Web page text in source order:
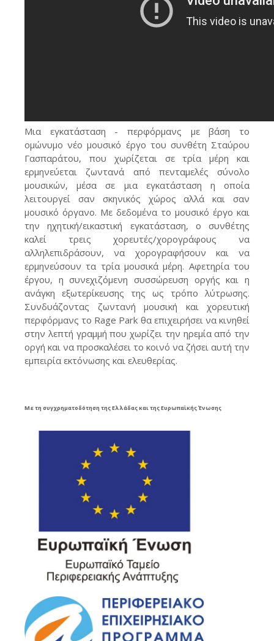
Μια εγκατάσταση - περφόρμανς με βάση το
ομώνυμο νέο μουσικό έργο του συνθέτη Σταύρου
Γασπαράτου, που χωρίζεται σε τρία μέρη και
ερμηνεύεται ζωντανά από πενταμελές σύνολο
μουσικών, μέσα σε μια εγκατάσταση η οποία
λειτουργεί σαν σκηνικός χώρος αλλά και σαν
μουσικό όργανο. Με δεδομένα το μουσικό έργο και
την ηχητική/εικαστική εγκατάσταση, ο συνθέτης
καλεί τρεις χορευτές/χορογράφους να
αλληλεπιδράσουν, να χορογραφήσουν και να
ερμηνεύσουν τα τρία μουσικά μέρη. Αφετηρία του
έργου, η συνεχιζόμενη συσσώρευση οργής και η
ανάγκη εξωτερίκευσης της ως τρόπο λύτρωσης.
Συνδυάζοντας ζωντανή μουσική και χορευτική
περφόρμανς τo Rage Park θα επιχειρήσει να κινηθεί
στην λεπτή γραμμή που χωρίζει την ηρεμία από την
οργή και να προσκαλέσει το κοινό να ζήσει αυτή την
εμπειρία εκτόνωσης και ελευθερίας.
Με τη συγχρηματοδότηση της Ελλάδας και της Ευρωπαϊκής Ένωσης